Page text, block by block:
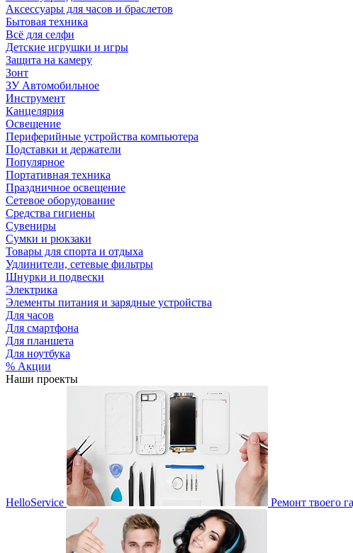
Аксессуары для часов и браслетов
Бытовая техника
Всё для селфи
Детские игрушки и игры
Защита на камеру
Зонт
ЗУ Автомобильное
Инструмент
Канцелярия
Освещение
Периферийные устройства компьютера
Подставки и держатели
Популярное
Портативная техника
Праздничное освещение
Сетевое оборудование
Средства гигиены
Сувениры
Сумки и рюкзаки
Товары для спорта и отдыха
Удлинители, сетевые фильтры
Шнурки и подвески
Электрика
Элементы питания и зарядные устройства
Для часов
Для смартфона
Для планшета
Для ноутбука
% Акции
Наши проекты
HelloService Ремонт твоего